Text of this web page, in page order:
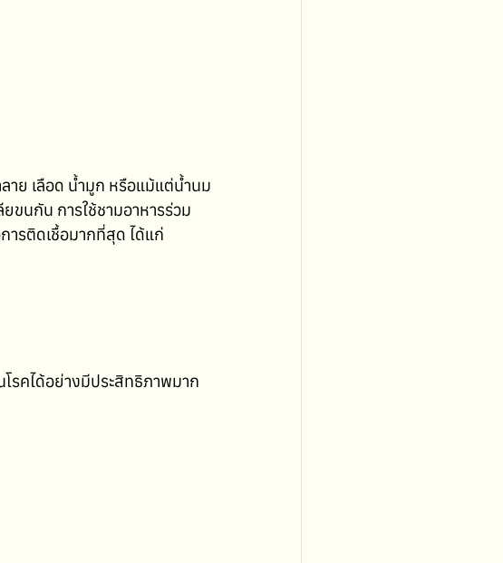
ลาย เลือด น้ำมูก หรือแม้แต่น้ำนม
ขนกัน การใช้ชามอาหารร่วม
ารติดเชื้อมากที่สุด ได้แก่
โรคได้อย่างมีประสิทธิภาพมาก